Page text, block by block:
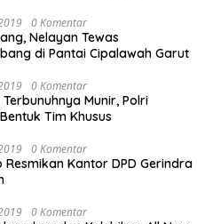
0 Komentar
Nelayan Tewas
di Pantai Cipalawah Garut
0 Komentar
Terbunuhnya Munir, Polri
Tim Khusus
0 Komentar
Resmikan Kantor DPD Gerindra
0 Komentar